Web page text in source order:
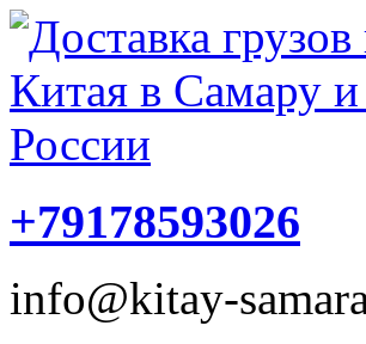
+79178593026
info@kitay-